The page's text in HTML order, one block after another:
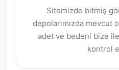
Sitemizde bitmiş
depolarımızda mevcut
adet ve bedeni bize
kontrol